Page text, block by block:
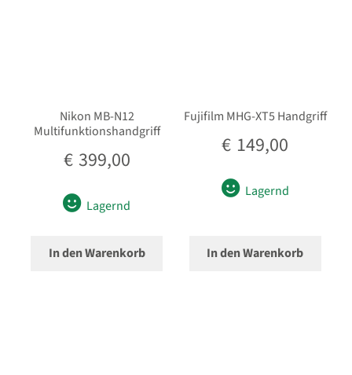
Nikon MB-N12
Multifunktionshandgriff
€ 399,00
Lagernd
In den Warenkorb
Fujifilm MHG-XT5 Handgriff
€ 149,00
Lagernd
In den Warenkorb